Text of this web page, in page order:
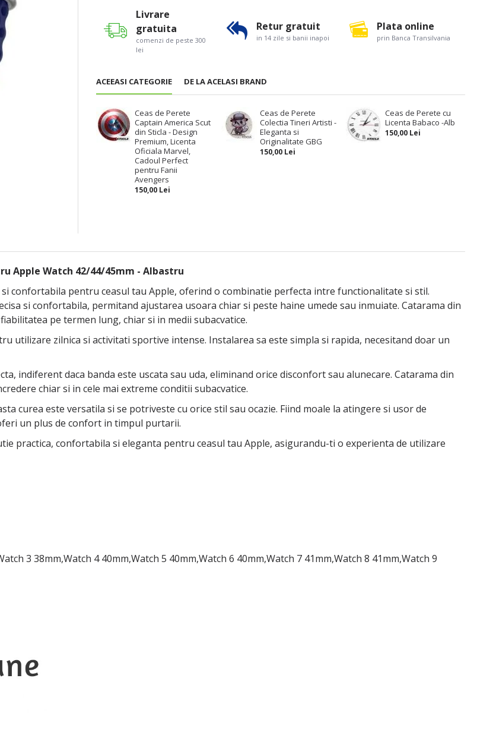
ACEEASI CATEGORIE DE LA ACELASI BRAND
Ceas de Perete
Captain America Scut
din Sticla - Design
Premium, Licenta
Oficiala Marvel,
Cadoul Perfect
pentru Fanii
Avengers
150,00 Lei
Ceas de Perete
Colectia Tineri Artisti -
Eleganta si
Originalitate GBG
150,00 Lei
Ceas de Perete cu
Licenta Babaco -Alb
150,00 Lei
Livrare
gratuita
comenzi de peste 300
lei
Retur gratuit
in 14 zile si banii inapoi
Plata online
prin Banca Transilvania
Apple Watch 42/44/45mm - Albastru
confortabila pentru ceasul tau Apple, oferind o combinatie perfecta intre functionalitate si stil.
si confortabila, permitand ajustarea usoara chiar si peste haine umede sau inmuiate. Catarama din
pe termen lung, chiar si in medii subacvatice.
utilizare zilnica si activitati sportive intense. Instalarea sa este simpla si rapida, necesitand doar un
indiferent daca banda este uscata sau uda, eliminand orice disconfort sau alunecare. Catarama din
chiar si in cele mai extreme conditii subacvatice.
curea este versatila si se potriveste cu orice stil sau ocazie. Fiind moale la atingere si usor de
un plus de confort in timpul purtarii.
practica, confortabila si eleganta pentru ceasul tau Apple, asigurandu-ti o experienta de utilizare
3 38mm,Watch 4 40mm,Watch 5 40mm,Watch 6 40mm,Watch 7 41mm,Watch 8 41mm,Watch 9